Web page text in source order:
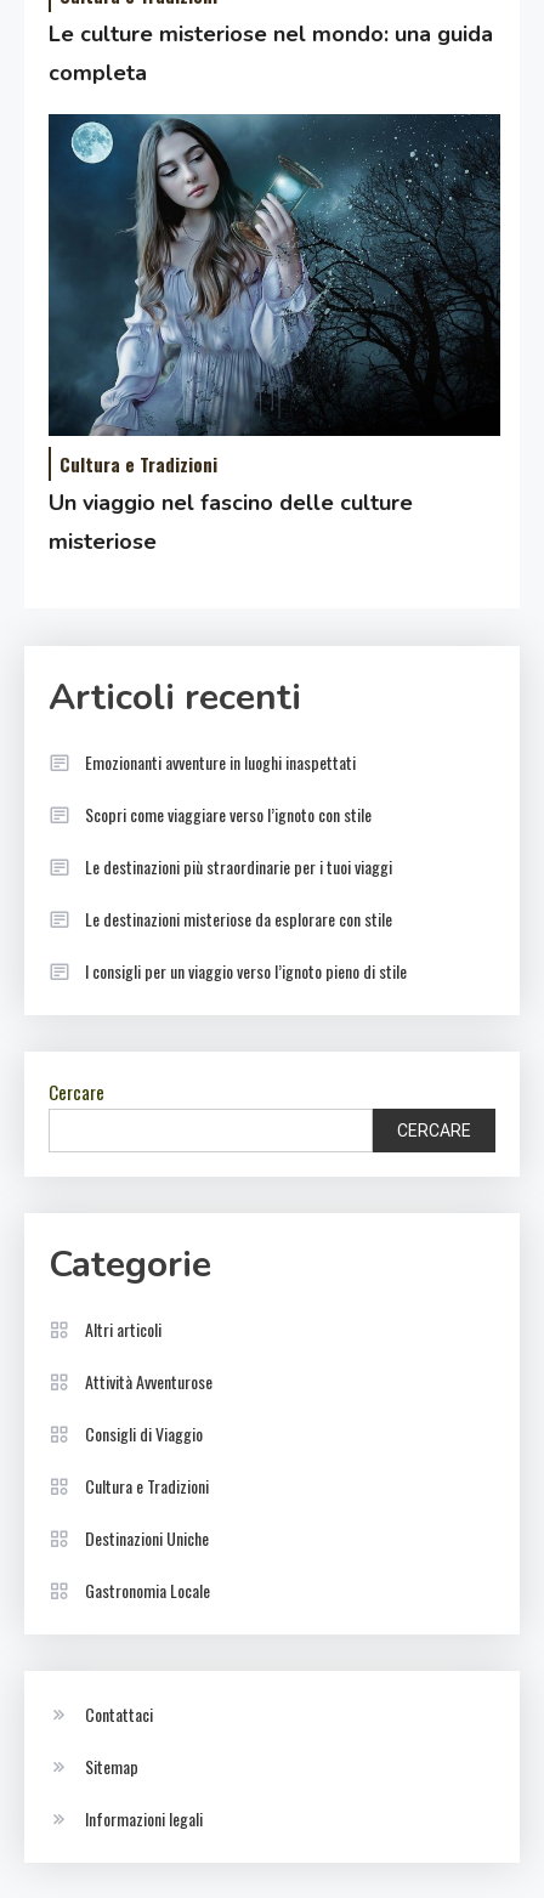
Le culture misteriose nel mondo: una guida
completa
Cultura e Tradizioni
Un viaggio nel fascino delle culture
misteriose
Articoli recenti
Emozionanti avventure in luoghi inaspettati
Scopri come viaggiare verso l’ignoto con stile
Le destinazioni più straordinarie per i tuoi viaggi
Le destinazioni misteriose da esplorare con stile
I consigli per un viaggio verso l’ignoto pieno di stile
Cercare
CERCARE
Categorie
Altri articoli
Attività Avventurose
Consigli di Viaggio
Cultura e Tradizioni
Destinazioni Uniche
Gastronomia Locale
Contattaci
Sitemap
Informazioni legali